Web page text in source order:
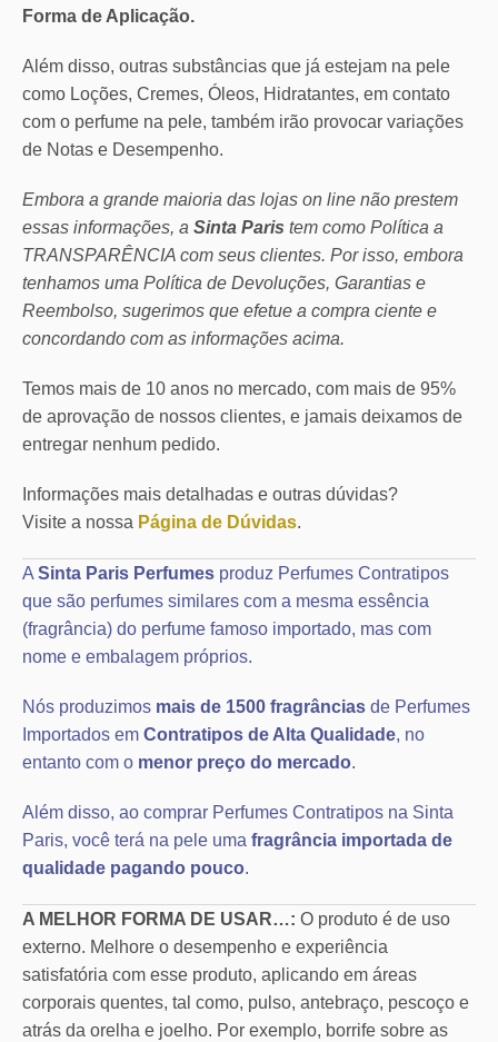
Forma de Aplicação.
Além disso, outras substâncias que já estejam na pele
como Loções, Cremes, Óleos, Hidratantes, em contato
com o perfume na pele, também irão provocar variações
de Notas e Desempenho.
Embora a grande maioria das lojas on line não prestem
essas informações, a Sinta Paris tem como Política a
TRANSPARÊNCIA com seus clientes. Por isso, embora
tenhamos uma Política de Devoluções, Garantias e
Reembolso, sugerimos que efetue a compra ciente e
concordando com as informações acima.
Temos mais de 10 anos no mercado, com mais de 95%
de aprovação de nossos clientes, e jamais deixamos de
entregar nenhum pedido.
Informações mais detalhadas e outras dúvidas?
Visite a nossa Página de Dúvidas.
A Sinta Paris Perfumes produz Perfumes Contratipos
que são perfumes similares com a mesma essência
(fragrância) do perfume famoso importado, mas com
nome e embalagem próprios.
Nós produzimos mais de 1500 fragrâncias de Perfumes
Importados em Contratipos de Alta Qualidade, no
entanto com o menor preço do mercado.
Além disso, ao comprar Perfumes Contratipos na Sinta
Paris, você terá na pele uma fragrância importada de
qualidade pagando pouco.
A MELHOR FORMA DE USAR…: O produto é de uso
externo. Melhore o desempenho e experiência
satisfatória com esse produto, aplicando em áreas
corporais quentes, tal como, pulso, antebraço, pescoço e
atrás da orelha e joelho. Por exemplo, borrife sobre as